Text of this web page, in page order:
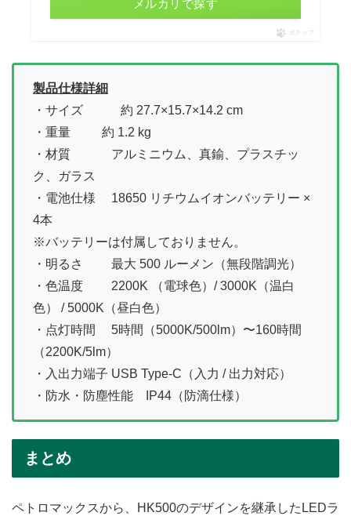
メルカリで探す
ポチップ
製品仕様詳細
・サイズ 約 27.7×15.7×14.2 cm
・重量 約 1.2 kg
・材質 アルミニウム、真鍮、プラスチッ
ク、ガラス
・電池仕様 18650 リチウムイオンバッテリー ×
4本
※バッテリーは付属しておりません。
・明るさ 最大 500 ルーメン（無段階調光）
・色温度 2200K （電球色）/ 3000K（温白
色） / 5000K（昼白色）
・点灯時間 5時間（5000K/500lm）〜160時間
（2200K/5lm）
・入出力端子 USB Type‑C（入力 / 出力対応）
・防水・防塵性能 IP44（防滴仕様）
まとめ
ペトロマックスから、HK500のデザインを継承したLEDラ